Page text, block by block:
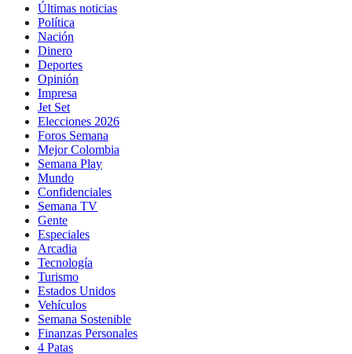
Últimas noticias
Política
Nación
Dinero
Deportes
Opinión
Impresa
Jet Set
Elecciones 2026
Foros Semana
Mejor Colombia
Semana Play
Mundo
Confidenciales
Semana TV
Gente
Especiales
Arcadia
Tecnología
Turismo
Estados Unidos
Vehículos
Semana Sostenible
Finanzas Personales
4 Patas